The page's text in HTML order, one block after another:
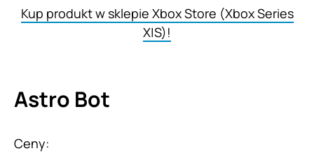
Kup produkt w sklepie Xbox Store (Xbox Series
X|S)!
Astro Bot
Ceny: